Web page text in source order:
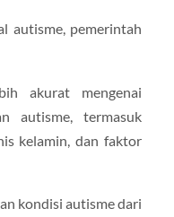
autisme, pemerintah
akurat mengenai
autisme, termasuk
kelamin, dan faktor
kondisi autisme dari